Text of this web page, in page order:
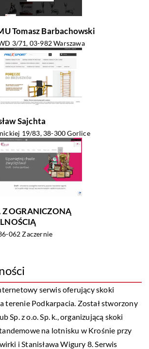
Tomasz Barbachowski
3/71, 03-982 Warszawa
Sajchta
19/83, 38-300 Gorlice
Z OGRANICZONĄ
062 Zaczernie
serwis oferujący skoki
terenie Podkarpacia. Został stworzony
Sp. z o.o. Sp. k., organizującą skoki
na lotnisku w Krośnie przy
i Stanisława Wigury 8.Serwis